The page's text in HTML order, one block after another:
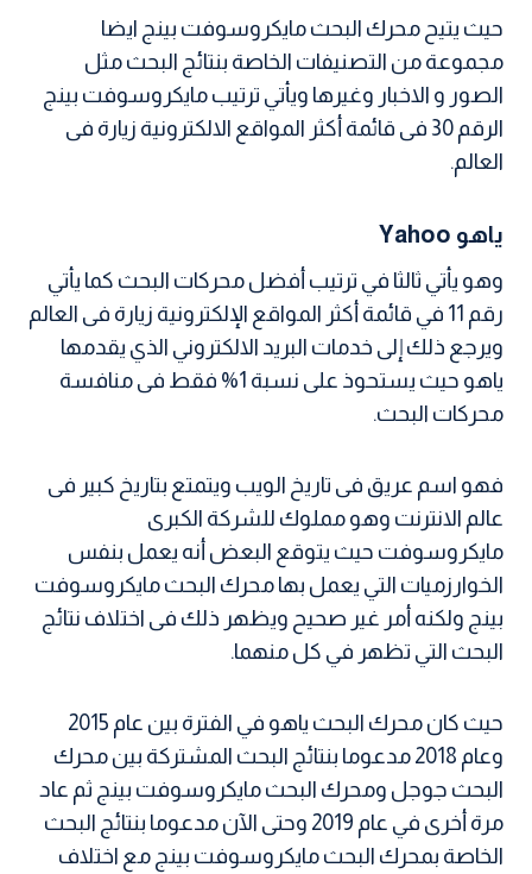
حيث يتيح محرك البحث مايكروسوفت بينج ايضا
مجموعة من التصنيفات الخاصة بنتائج البحث مثل
الصور و الاخبار وغيرها ويأتي ترتيب مايكروسوفت بينج
الرقم 30 فى قائمة أكثر المواقع الالكترونية زيارة فى
العالم.
ياهو Yahoo
وهو يأتي ثالثا في ترتيب أفضل محركات البحث كما يأتي
رقم 11 في قائمة أكثر المواقع الإلكترونية زيارة فى العالم
ويرجع ذلك إلى خدمات البريد الالكتروني الذي يقدمها
ياهو حيث يستحوذ على نسبة 1% فقط فى منافسة
محركات البحث.
فهو اسم عريق فى تاريخ الويب ويتمتع بتاريخ كبير فى
عالم الانترنت وهو مملوك للشركة الكبرى
مايكروسوفت حيث يتوقع البعض أنه يعمل بنفس
الخوارزميات التي يعمل بها محرك البحث مايكروسوفت
بينج ولكنه أمر غير صحيح ويظهر ذلك فى اختلاف نتائج
البحث التي تظهر في كل منهما.
حيث كان محرك البحث ياهو في الفترة بين عام 2015
وعام 2018 مدعوما بنتائج البحث المشتركة بين محرك
البحث جوجل ومحرك البحث مايكروسوفت بينج ثم عاد
مرة أخرى في عام 2019 وحتى الآن مدعوما بنتائج البحث
الخاصة بمحرك البحث مايكروسوفت بينج مع اختلاف